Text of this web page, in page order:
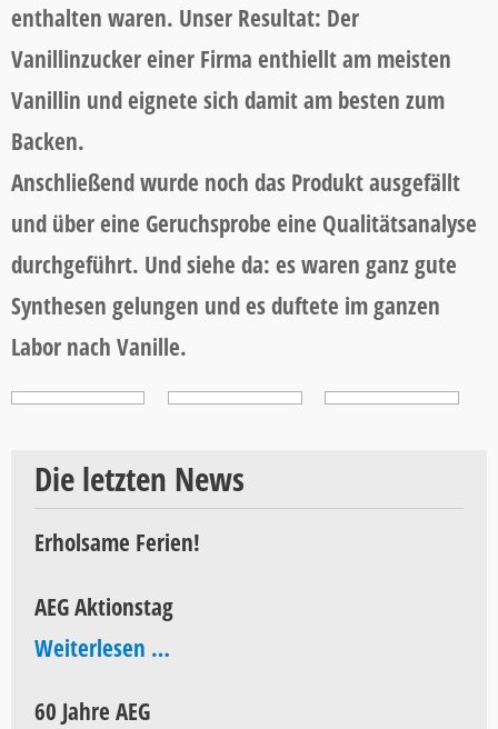
enthalten waren. Unser Resultat: Der
Vanillinzucker einer Firma enthiellt am meisten
Vanillin und eignete sich damit am besten zum
Backen.
Anschließend wurde noch das Produkt ausgefällt
und über eine Geruchsprobe eine Qualitätsanalyse
durchgeführt. Und siehe da: es waren ganz gute
Synthesen gelungen und es duftete im ganzen
Labor nach Vanille.
Die letzten News
Erholsame Ferien!
AEG Aktionstag
Weiterlesen …AEG
60 Jahre AEG